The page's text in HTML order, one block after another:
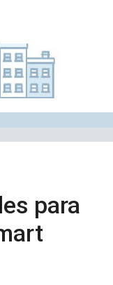
para